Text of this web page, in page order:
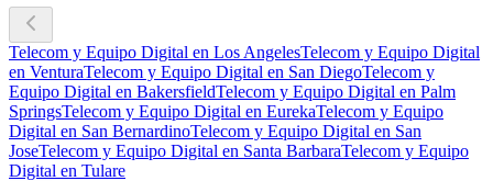
Telecom y Equipo Digital en Los AngelesTelecom y Equipo Digital
en VenturaTelecom y Equipo Digital en San DiegoTelecom y
Equipo Digital en BakersfieldTelecom y Equipo Digital en Palm
SpringsTelecom y Equipo Digital en EurekaTelecom y Equipo
Digital en San BernardinoTelecom y Equipo Digital en San
JoseTelecom y Equipo Digital en Santa BarbaraTelecom y Equipo
Digital en Tulare